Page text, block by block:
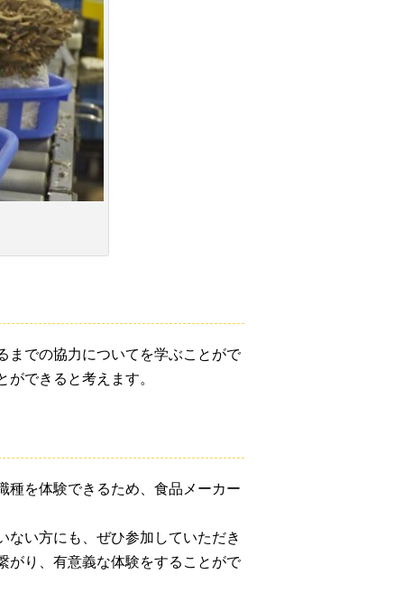
までの協力についてを学ぶことがで
できると考えます。
種を体験できるため、食品メーカー
ない方にも、ぜひ参加していただき
がり、有意義な体験をすることがで